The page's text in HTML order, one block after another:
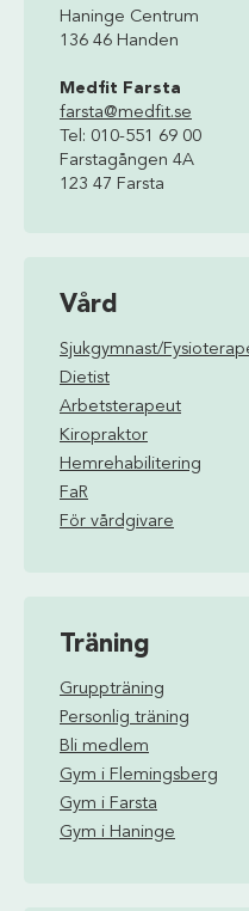
Haninge Centrum
136 46 Handen
Medfit Farsta
farsta@medfit.se
Tel: 010-551 69 00
Farstagången 4A
123 47 Farsta
Vård
Sjukgymnast/
Dietist
Arbetsterapeut
Kiropraktor
Hemrehabilitering
FaR
För vårdgivare
Träning
Gruppträning
Personlig träning
Bli medlem
Gym i Flemingsberg
Gym i Farsta
Gym i Haninge